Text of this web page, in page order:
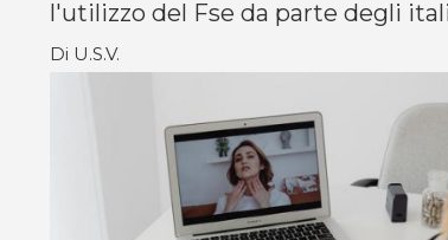
l'utilizzo del Fse da parte degli
Di U.S.V.